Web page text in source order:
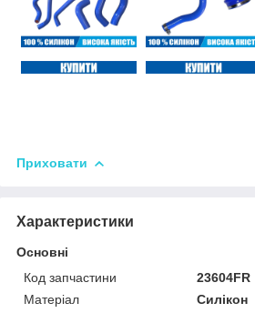
Приховати
Характеристики
Основні
Код запчастини
23604FR
Матеріал
Силікон